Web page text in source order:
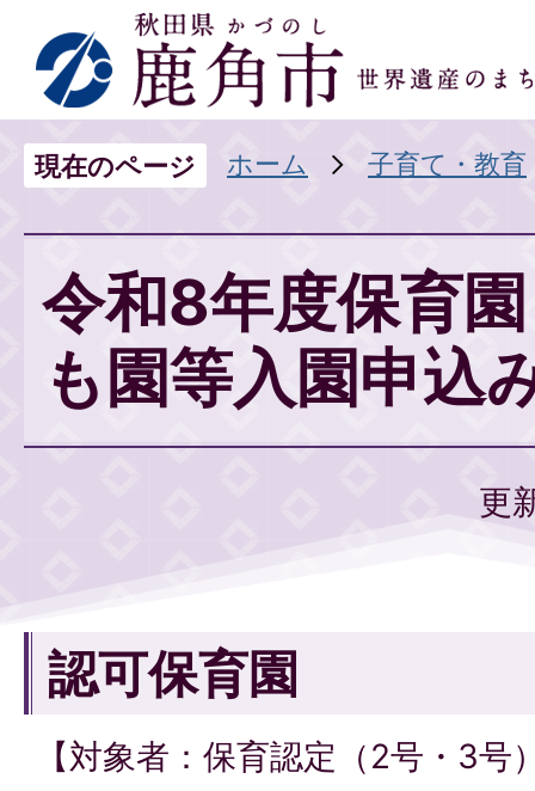
現在のページ ホーム 子育て・教育
令和8年度保育
も園等入園申込
更
認可保育園
【対象者：保育認定（2号・3号